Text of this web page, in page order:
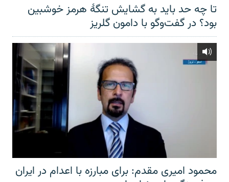
تا چه حد باید به گشایش تنگهٔ هرمز خوشبین
بود؟ در گفت‌وگو با دامون گلریز
محمود امیری مقدم: برای مبارزه با اعدام در ایران